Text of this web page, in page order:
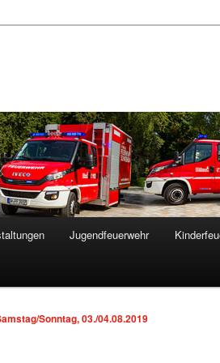
Jugendfeuerwehr
Sonntag, 03./04.08.2019